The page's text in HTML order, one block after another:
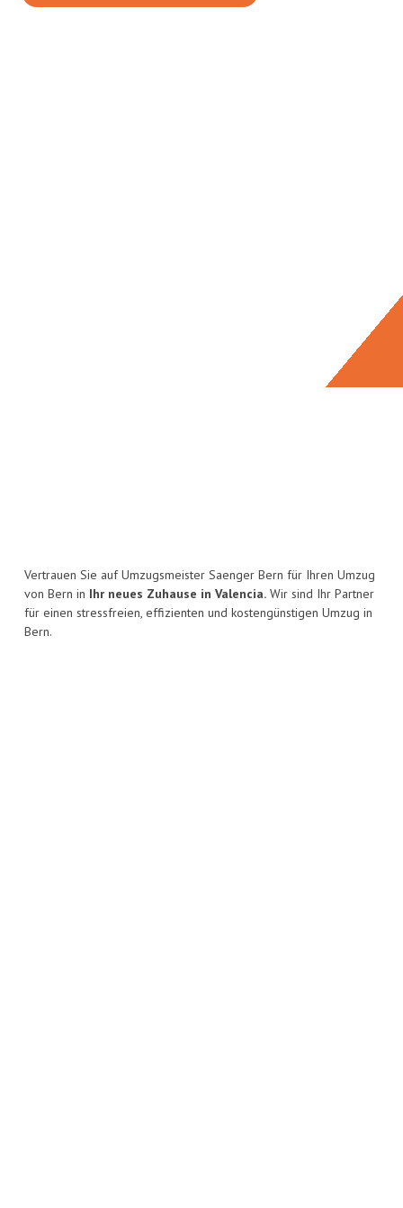
Vertrauen Sie auf Umzugsmeister Saenger Bern für Ihren Umzug
von Bern in Ihr neues Zuhause in Valencia. Wir sind Ihr Partner
für einen stressfreien, effizienten und kostengünstigen Umzug in
Bern.